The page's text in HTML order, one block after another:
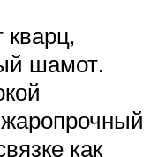
шамот.
как